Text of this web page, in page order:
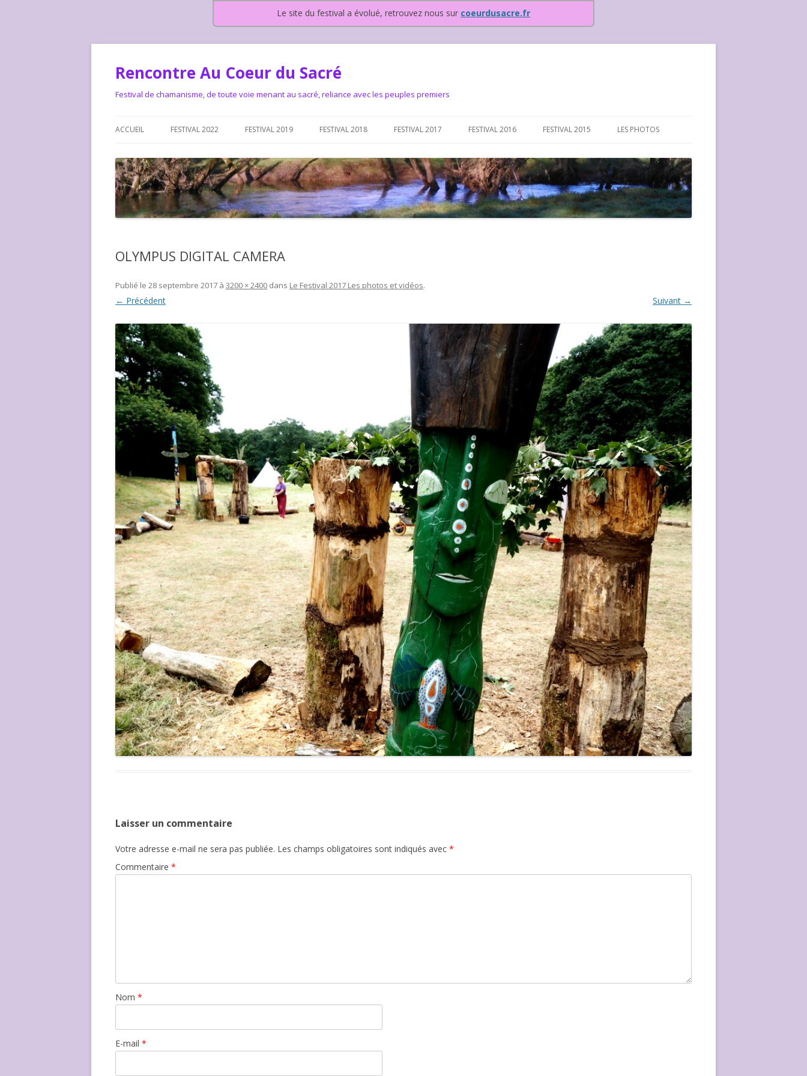
Le site du festival a évolué, retrouvez nous sur coeurdusacre.fr
Rencontre Au Coeur du Sacré
Festival de chamanisme, de toute voie menant au sacré, reliance avec les peuples premiers
ACCUEIL
LA CHARTE DU FESTIVAL
LE FESTIVAL DEPUIS 2015 – QUI
SOMMES-NOUS ?
LE FESTIVAL DEPUIS 2015…OU
ALLONS-NOUS ?
COMMENT FONCTIONNONS
FESTIVAL 2022 FESTIVAL 2019 FESTIVAL 2018 FESTIVAL 2017 FESTIVAL 2016 FESTIVAL 2015 LES PHOTOS
FESTIVAL 2016-PHOTOS
FESTIVAL 2017-PHOTOS ET
VIDÉOS
OLYMPUS DIGITAL CAMERA
Publié le 28 septembre 2017 à 3200 × 2400 dans Le Festival 2017 Les photos et vidéos.
← Précédent Suivant →
Laisser un commentaire
Votre adresse e-mail ne sera pas publiée. Les champs obligatoires sont indiqués avec *
Commentaire *
Nom *
E-mail *